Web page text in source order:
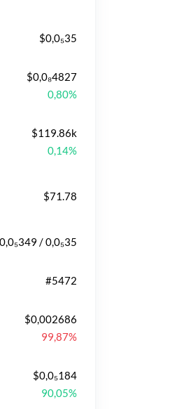
$0,0₅35
$0,0₈4827
0,80%
$119.86k
0,14%
$71.78
/ 0,0₅35
#5472
$0,002686
99,87%
$0,0₅184
90,05%